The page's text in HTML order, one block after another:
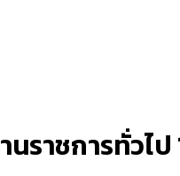
าชการทั่วไป